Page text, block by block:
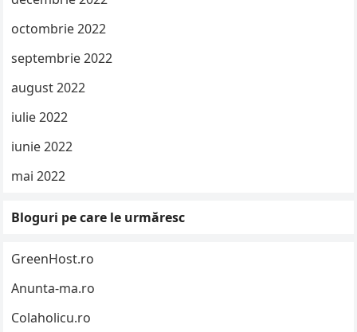
octombrie 2022
septembrie 2022
august 2022
iulie 2022
iunie 2022
mai 2022
Bloguri pe care le urmăresc
GreenHost.ro
Anunta-ma.ro
Colaholicu.ro